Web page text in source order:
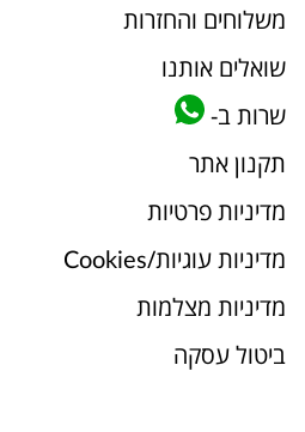
משלוחים והחזרות
שואלים אותנו
שרות ב-
תקנון אתר
מדיניות פרטיות
מדיניות עוגיות/Cookies
מדיניות מצלמות
ביטול עסקה